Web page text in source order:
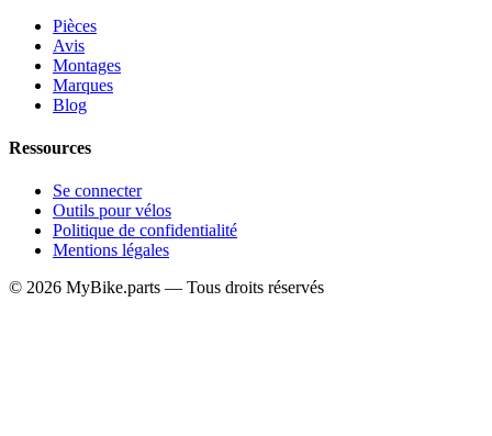
Pièces
Avis
Montages
Marques
Blog
Ressources
Se connecter
Outils pour vélos
Politique de confidentialité
Mentions légales
© 2026 MyBike.parts — Tous droits réservés